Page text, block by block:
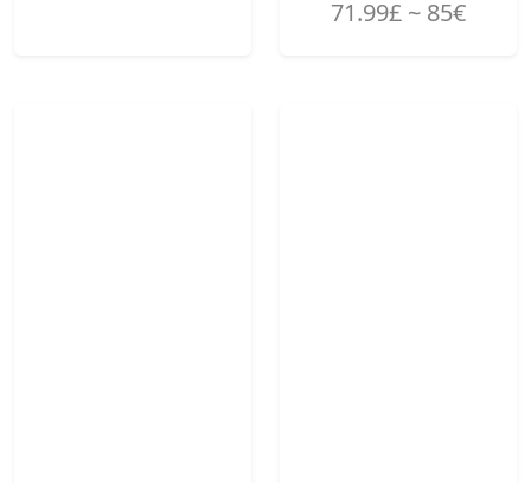
71.99£ ~ 85€